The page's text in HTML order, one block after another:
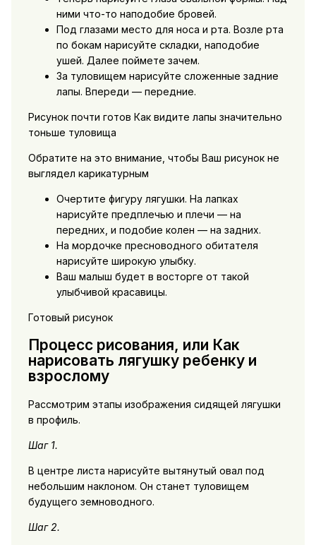
ними что-то наподобие бровей.
Под глазами место для носа и рта. Возле рта
по бокам нарисуйте складки, наподобие
ушей. Далее поймете зачем.
За туловищем нарисуйте сложенные задние
лапы. Впереди — передние.
Рисунок почти готов Как видите лапы значительно
тоньше туловища
Обратите на это внимание, чтобы Ваш рисунок не
выглядел карикатурным
Очертите фигуру лягушки. На лапках
нарисуйте предплечью и плечи — на
передних, и подобие колен — на задних.
На мордочке пресноводного обитателя
нарисуйте широкую улыбку.
Ваш малыш будет в восторге от такой
улыбчивой красавицы.
Готовый рисунок
Процесс рисования, или Как
нарисовать лягушку ребенку и
взрослому
Рассмотрим этапы изображения сидящей лягушки
в профиль.
Шаг 1.
В центре листа нарисуйте вытянутый овал под
небольшим наклоном. Он станет туловищем
будущего земноводного.
Шаг 2.